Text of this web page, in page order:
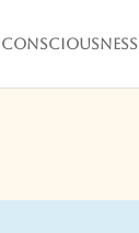
consciousness